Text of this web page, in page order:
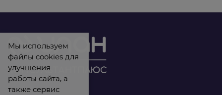
Мы используем
файлы cookies для
улучшения
работы сайта, а
также сервис